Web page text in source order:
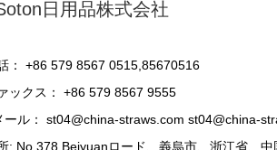
日用品株式会社
： +86 579 8567 0515,85670516
ックス： +86 579 8567 9555
ール： st04@china-straws.com st04@china-
: No.378 Beiyuanロード、義烏市、浙江省、中